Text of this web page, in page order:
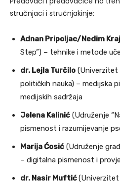
stručnjaci i stručnjakinje:
Adnan Pripoljac/Nedim
Step”) – tehnike i metode
dr. Lejla Turčilo (Univerzitet
političkih nauka) – medijska
medijskih sadržaja
Jelena Kalinić (Udruženje
pismenost i razumijevanje
Marija Ćosić (Udruženje
– digitalna pismenost i
dr. Nasir Muftić(Univerzitet